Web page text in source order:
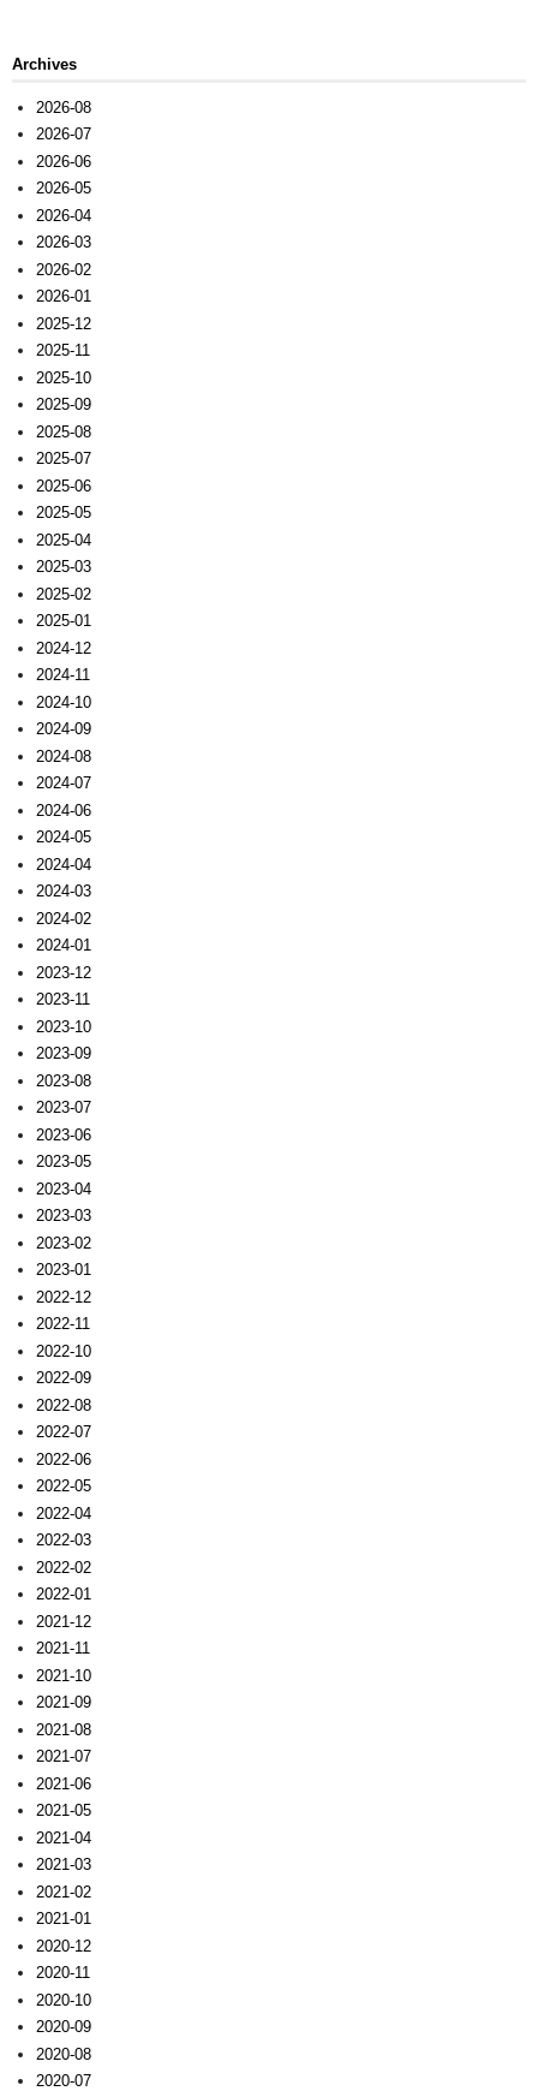
Archives
2026-08
2026-07
2026-06
2026-05
2026-04
2026-03
2026-02
2026-01
2025-12
2025-11
2025-10
2025-09
2025-08
2025-07
2025-06
2025-05
2025-04
2025-03
2025-02
2025-01
2024-12
2024-11
2024-10
2024-09
2024-08
2024-07
2024-06
2024-05
2024-04
2024-03
2024-02
2024-01
2023-12
2023-11
2023-10
2023-09
2023-08
2023-07
2023-06
2023-05
2023-04
2023-03
2023-02
2023-01
2022-12
2022-11
2022-10
2022-09
2022-08
2022-07
2022-06
2022-05
2022-04
2022-03
2022-02
2022-01
2021-12
2021-11
2021-10
2021-09
2021-08
2021-07
2021-06
2021-05
2021-04
2021-03
2021-02
2021-01
2020-12
2020-11
2020-10
2020-09
2020-08
2020-07